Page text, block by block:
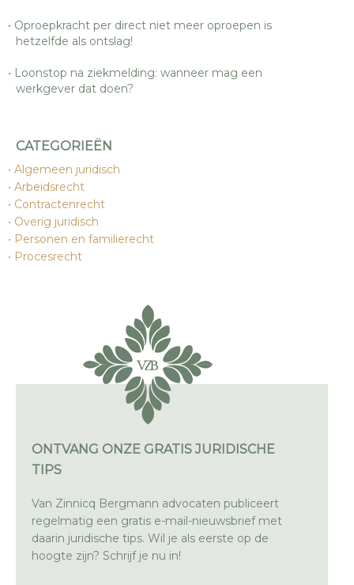
Oproepkracht per direct niet meer oproepen is
hetzelfde als ontslag!
Loonstop na ziekmelding: wanneer mag een
werkgever dat doen?
CATEGORIEËN
Algemeen juridisch
Arbeidsrecht
Contractenrecht
Overig juridisch
Personen en familierecht
Procesrecht
ONTVANG ONZE GRATIS JURIDISCHE
TIPS
Van Zinnicq Bergmann advocaten publiceert
regelmatig een gratis e-mail-nieuwsbrief met
daarin juridische tips. Wil je als eerste op de
hoogte zijn? Schrijf je nu in!